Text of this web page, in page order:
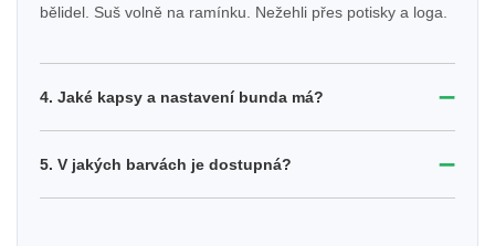
bělidel. Suš volně na ramínku. Nežehli přes potisky a loga.
4. Jaké kapsy a nastavení bunda má? ➖
5. V jakých barvách je dostupná? ➖